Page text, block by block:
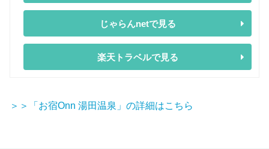
じゃらんnetで見る
楽天トラベルで見る
＞＞「お宿Onn 湯田温泉」の詳細はこちら